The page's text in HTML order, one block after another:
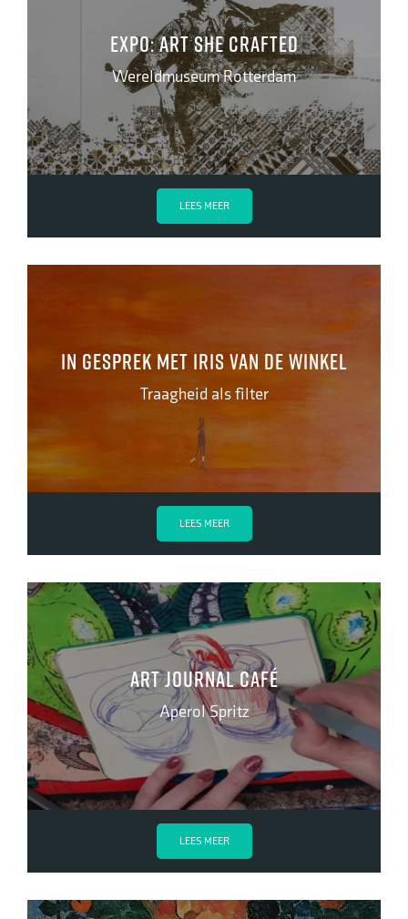
Expo: Art She Crafted
Wereldmuseum Rotterdam
LEES MEER
In gesprek met Iris van de Winkel
Traagheid als filter
LEES MEER
Art Journal Café
Aperol Spritz
LEES MEER